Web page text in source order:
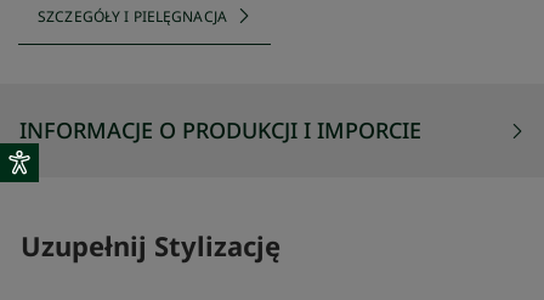
SZCZEGÓŁY I PIELĘGNACJA
INFORMACJE O PRODUKCJI I IMPORCIE
Uzupełnij Stylizację